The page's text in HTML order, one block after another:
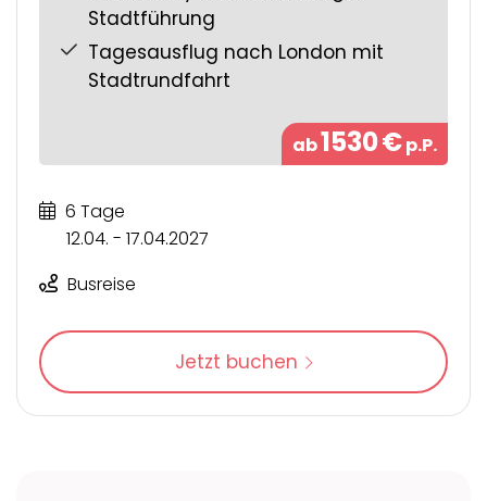
Stadtführung
Tagesausflug nach London mit
Stadtrundfahrt
ab1530€p.P.
6 Tage
12.04. - 17.04.2027
Busreise
Jetzt buchen